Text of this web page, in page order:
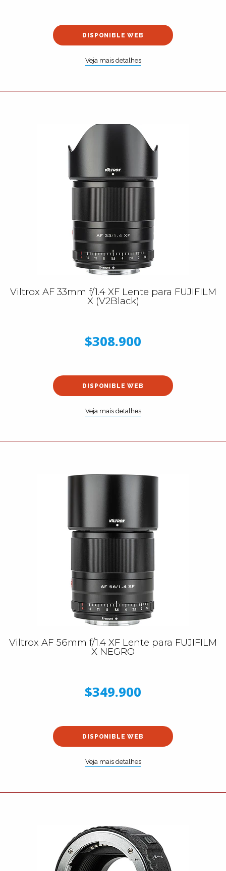
DISPONIBLE WEB
Veja mais detalhes
Viltrox AF 33mm f/1.4 XF Lente para FUJIFILM
X (V2Black)
$308.900
DISPONIBLE WEB
Veja mais detalhes
Viltrox AF 56mm f/1.4 XF Lente para FUJIFILM
X NEGRO
$349.900
DISPONIBLE WEB
Veja mais detalhes